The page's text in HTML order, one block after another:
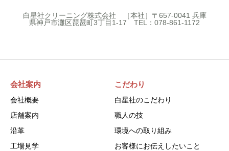
白星社クリーニング株式会社 ［本社］〒657-0041 兵庫
県神戸市灘区琵琶町3丁目1-17 TEL：078-861-1172
会社案内
会社概要
店舗案内
沿革
工場見学
こだわり
白星社のこだわり
職人の技
環境への取り組み
お客様にお伝えしたいこと